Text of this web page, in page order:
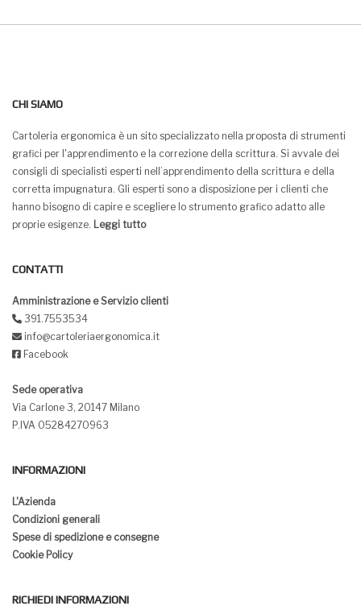
CHI SIAMO
Cartoleria ergonomica è un sito specializzato nella proposta di strumenti
grafici per l'apprendimento e la correzione della scrittura. Si avvale dei
consigli di specialisti esperti nell’apprendimento della scrittura e della
corretta impugnatura. Gli esperti sono a disposizione per i clienti che
hanno bisogno di capire e scegliere lo strumento grafico adatto alle
proprie esigenze. Leggi tutto
CONTATTI
Amministrazione e Servizio clienti
391.7553534
info@cartoleriaergonomica.it
Facebook
Sede operativa
Via Carlone 3, 20147 Milano
P.IVA 05284270963
INFORMAZIONI
L'Azienda
Condizioni generali
Spese di spedizione e consegne
Cookie Policy
RICHIEDI INFORMAZIONI